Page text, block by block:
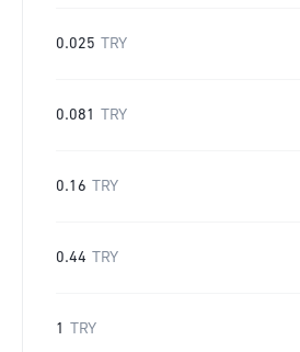
0.025 TRY
0.081 TRY
0.16 TRY
0.44 TRY
1 TRY